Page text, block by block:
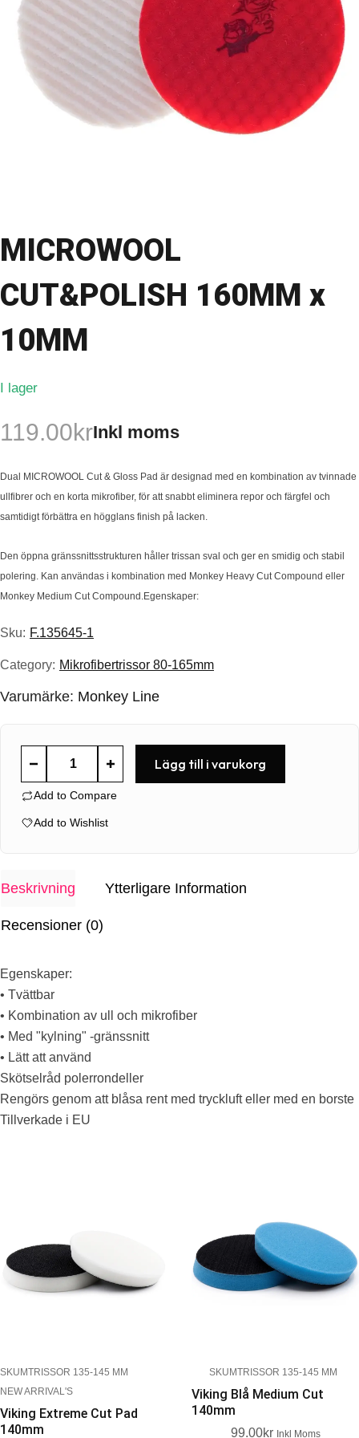
MICROWOOL
CUT&POLISH 160MM x
10MM
I lager
119.00krInkl moms
Dual MICROWOOL Cut & Gloss Pad är designad med en kombination av tvinnade
ullfibrer och en korta mikrofiber, för att snabbt eliminera repor och färgfel och
samtidigt förbättra en högglans finish på lacken.
Den öppna gränssnittsstrukturen håller trissan sval och ger en smidig och stabil
polering. Kan användas i kombination med Monkey Heavy Cut Compound eller
Monkey Medium Cut Compound.Egenskaper:
Sku: F.135645-1
Category: Mikrofibertrissor 80-165mm
Varumärke: Monkey Line
MICROWOOL
160MM
x
Lägg till i varukorg
Add to Compare
Add to Wishlist
Beskrivning Ytterligare Information
Recensioner (0)
Egenskaper:
• Tvättbar
• Kombination av ull och mikrofiber
• Med "kylning" -gränssnitt
• Lätt att använd
Skötselråd polerrondeller
Rengörs genom att blåsa rent med tryckluft eller med en borste
Tillverkade i EU
SKUMTRISSOR 135-145 MM
NEW ARRIVAL'S
Viking Extreme Cut Pad
140mm
SKUMTRISSOR 135-145 MM
Viking Blå Medium Cut
140mm
99.00Kr Inkl Moms